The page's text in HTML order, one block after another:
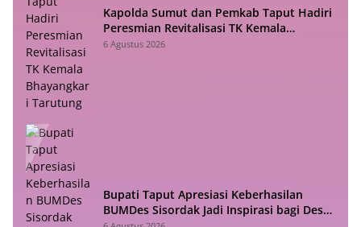
Kapolda Sumut dan Pemkab Taput Hadiri
Peresmian Revitalisasi TK Kemala
Bhayangkari Tarutung
6 Agustus 2026
Bupati Taput Apresiasi Keberhasilan
BUMDes Sisordak Jadi Inspirasi bagi Desa